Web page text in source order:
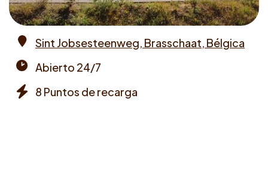
Sint Jobsesteenweg, Brasschaat, Bélgica
times
Abierto 24/7
8 Puntos de recarga